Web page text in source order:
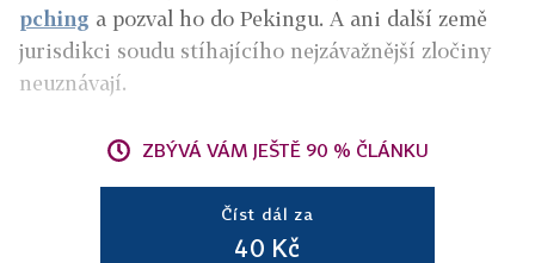
pching a pozval ho do Pekingu. A ani další země
jurisdikci soudu stíhajícího nejzávažnější zločiny
neuznávají.
ZBÝVÁ VÁM JEŠTĚ 90 % ČLÁNKU
Číst dál za
40 Kč